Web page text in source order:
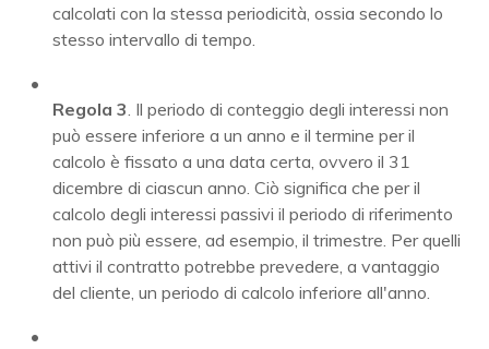
calcolati con la stessa periodicità, ossia secondo lo
stesso intervallo di tempo.
Regola 3 . Il periodo di conteggio degli interessi non
può essere inferiore a un anno e il termine per il
calcolo è fissato a una data certa, ovvero il 31
dicembre di ciascun anno. Ciò significa che per il
calcolo degli interessi passivi il periodo di riferimento
non può più essere, ad esempio, il trimestre. Per quelli
attivi il contratto potrebbe prevedere, a vantaggio
del cliente, un periodo di calcolo inferiore all'anno.